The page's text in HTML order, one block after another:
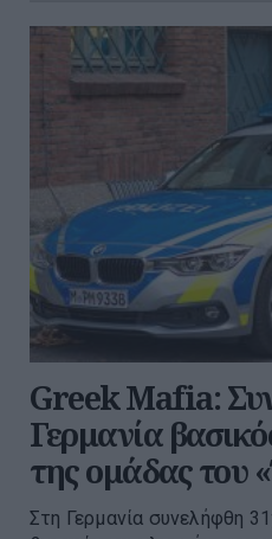
Greek Mafia:
Γερμανία
της ομάδας του
Στη Γερμανία συνελήφθη